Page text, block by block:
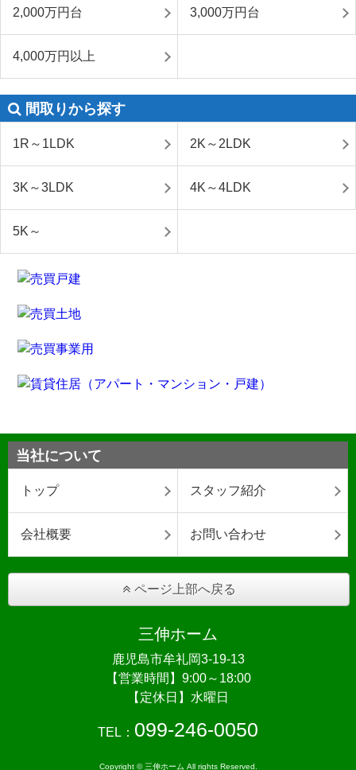
2,000万円台 3,000万円台
4,000万円以上
間取りから探す
1R～1LDK 2K～2LDK
3K～3LDK 4K～4LDK
5K～
当社について
トップ スタッフ紹介
会社概要 お問い合わせ
ページ上部へ戻る
三伸ホーム
鹿児島市牟礼岡3-19-13
【営業時間】9:00～18:00
【定休日】水曜日
TEL： 099-246-0050
Copyright © 三伸ホーム All rights Reserved.